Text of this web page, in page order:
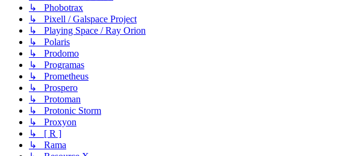
↳ Phobotrax
↳ Pixell / Galspace Project
↳ Playing Space / Ray Orion
↳ Polaris
↳ Prodomo
↳ Programas
↳ Prometheus
↳ Prospero
↳ Protoman
↳ Protonic Storm
↳ Proxyon
↳ [ R ]
↳ Rama